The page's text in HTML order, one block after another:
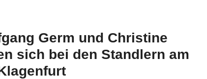
Germ und Christine
sich bei den Standlern am